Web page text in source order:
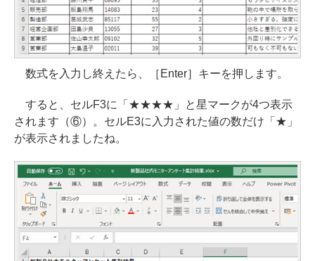
数式を入力し終えたら、［Enter］キーを押します。
すると、セルF3に「★★★★」と星マークが4つ表示
されます（⑥）。セルE3に入力された値の数だけ「★」
が表示されましたね。